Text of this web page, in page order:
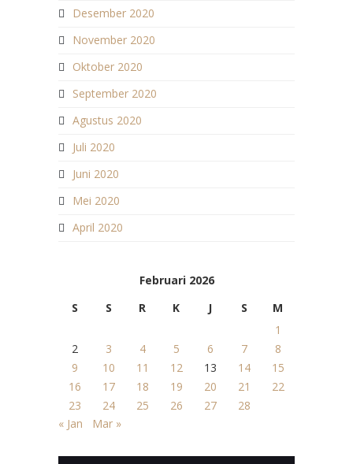
Desember 2020
November 2020
Oktober 2020
September 2020
Agustus 2020
Juli 2020
Juni 2020
Mei 2020
April 2020
Februari 2026
S
S R K J S
M
1
2
3 4 5 6 7
8
9
10 11 12 13 14
15
16
17 18 19 20 21
22
23
24 25 26 27
28
« Jan
Mar »